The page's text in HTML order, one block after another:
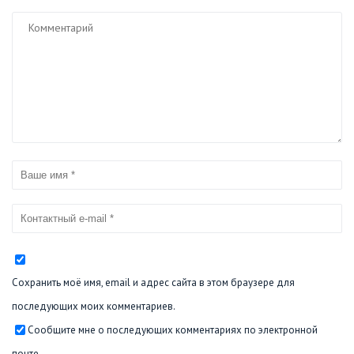
Сохранить моё имя, email и адрес сайта в этом браузере для
последующих моих комментариев.
Сообщите мне о последующих комментариях по электронной